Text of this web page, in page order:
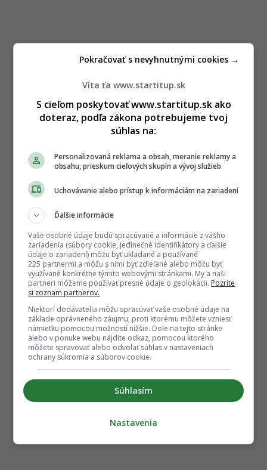
Víta ťa www.startitup.sk
S cieľom poskytovať www.startitup.sk ako
doteraz, podľa zákona potrebujeme tvoj
súhlas na:
Personalizovaná reklama a obsah, meranie reklamy a
obsahu, prieskum cieľových skupín a vývoj služieb
Uchovávanie alebo prístup k informáciám na zariadení
Ďalšie informácie
Vaše osobné údaje budú spracúvané a informácie z vášho
zariadenia (súbory cookie, jedinečné identifikátory a ďalšie
údaje o zariadení) môžu byť ukladané a používané
225 partnermi a môžu s nimi byť zdieľané alebo môžu byť
využívané konkrétne týmito webovými stránkami. My a naši
partneri môžeme používať presné údaje o geolokácii. Pozrite
si zoznam partnerov.
Niektorí dodávatelia môžu spracúvať vaše osobné údaje na
základe oprávneného záujmu, proti ktorému môžete vzniesť
námietku pomocou možností nižšie. Dole na tejto stránke
alebo v ponuke webu nájdite odkaz, pomocou ktorého
môžete spravovať alebo odvolať súhlas v nastaveniach
ochrany súkromia a súborov cookie.
Súhlasím
Pokračovať s nevyhnutnými cookies →
Nastavenia